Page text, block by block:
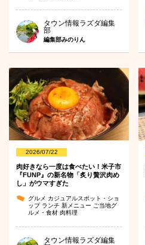
タウン情報ラズダ編集
部
編集部みのりん
2026/07/22
肉好きなら一度は食べたい！米子市
『FUNP』の新名物「炙り贅沢肉め
し」がウマすぎた
グルメ カジュアルスポット・ショ
ップ ランチ 新メニュー ご当地グ
ルメ・食材 肉料理
タウン情報ラズダ編集